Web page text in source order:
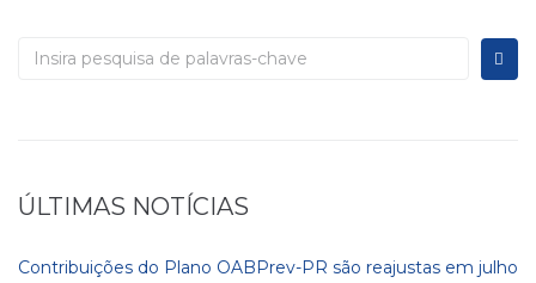
ÚLTIMAS NOTÍCIAS
Contribuições do Plano OABPrev-PR são reajustas em julho